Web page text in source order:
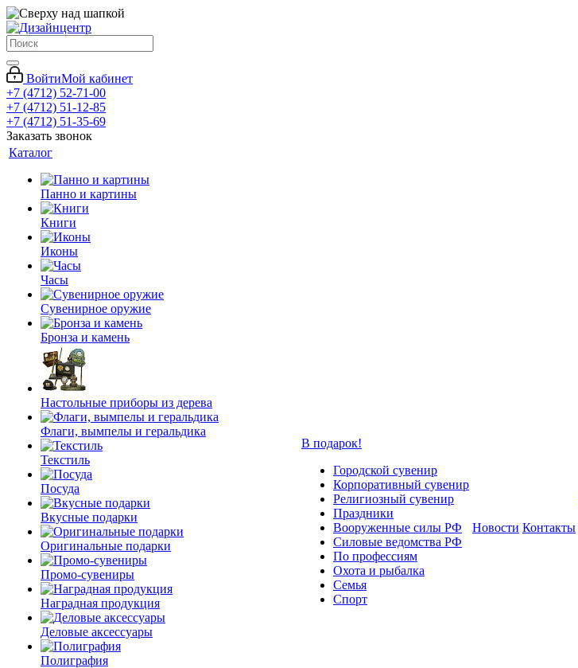
ВойтиМой кабинет
+7 (4712) 52-71-00
+7 (4712) 51-12-85
+7 (4712) 51-35-69
Заказать звонок
Каталог
Панно и картины
Книги
Иконы
Часы
Сувенирное оружие
Бронза и камень
Настольные приборы из дерева
Флаги, вымпелы и геральдика
Текстиль
Посуда
Вкусные подарки
Оригинальные подарки
Промо-сувениры
Наградная продукция
Деловые аксессуары
Полиграфия
В подарок!
Городской сувенир
Корпоративный сувенир
Религиозный сувенир
Праздники
Вооруженные силы РФ
Силовые ведомства РФ
По профессиям
Охота и рыбалка
Семья
Спорт
Новости Контакты